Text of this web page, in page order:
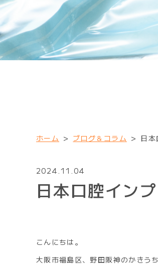
ホーム > ブログ＆コラム > 日
2024.11.04
日本口腔イン
こんにちは。
大阪市福島区、野田阪神のかきう